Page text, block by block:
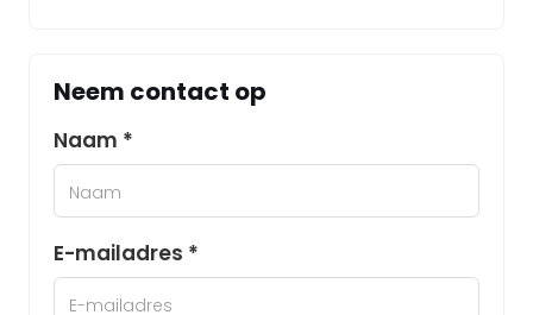
Neem contact op
Naam *
E-mailadres *